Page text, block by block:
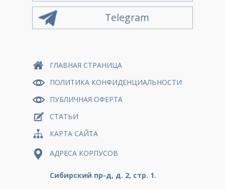
Telegram
ГЛАВНАЯ СТРАНИЦА
ПОЛИТИКА КОНФИДЕНЦИАЛЬНОСТИ
ПУБЛИЧНАЯ ОФЕРТА
СТАТЬИ
КАРТА САЙТА
АДРЕСА КОРПУСОВ
Сибирский пр-д, д. 2, стр. 1.